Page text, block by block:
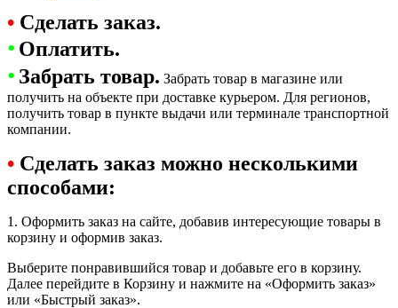
• Сделать заказ.
• Оплатить.
• Забрать товар. Забрать товар в магазине или
получить на объекте при доставке курьером. Для регионов,
получить товар в пункте выдачи или терминале транспортной
компании.
• Сделать заказ можно несколькими
способами:
1. Оформить заказ на сайте, добавив интересующие товары в
корзину и оформив заказ.
Выберите понравившийся товар и добавьте его в корзину.
Далее перейдите в Корзину и нажмите на «Оформить заказ»
или «Быстрый заказ».